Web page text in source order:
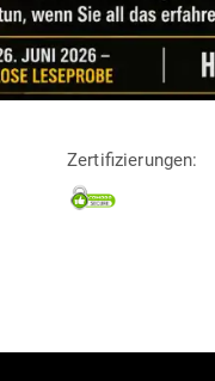
Zertifizierungen: